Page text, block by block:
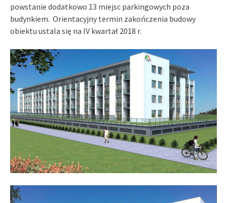
powstanie dodatkowo 13 miejsc parkingowych poza
budynkiem. Orientacyjny termin zakończenia budowy
obiektu ustala się na IV kwartał 2018 r.